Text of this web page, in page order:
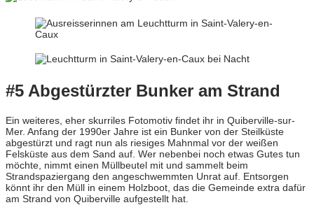
#5 Abgestürzter Bunker am Strand
Ein weiteres, eher skurriles Fotomotiv findet ihr in Quiberville-sur-
Mer. Anfang der 1990er Jahre ist ein Bunker von der Steilküste
abgestürzt und ragt nun als riesiges Mahnmal vor der weißen
Felsküste aus dem Sand auf. Wer nebenbei noch etwas Gutes tun
möchte, nimmt einen Müllbeutel mit und sammelt beim
Strandspaziergang den angeschwemmten Unrat auf. Entsorgen
könnt ihr den Müll in einem Holzboot, das die Gemeinde extra dafür
am Strand von Quiberville aufgestellt hat.